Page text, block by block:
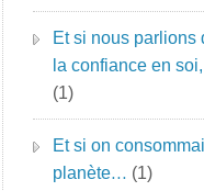
Et si nous parlions
la confiance en
(1)
Et si on
planète… (1)